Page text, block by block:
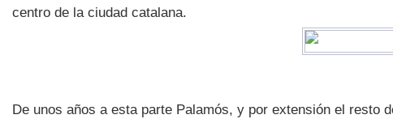
centro de la ciudad catalana.
De unos años a esta parte Palamós, y por extensión el